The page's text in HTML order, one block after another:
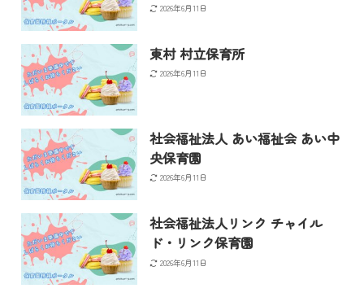
2026年6月11日
東村 村立保育所
2026年6月11日
社会福祉法人 あい福祉会 あい中
央保育園
2026年6月11日
社会福祉法人リンク チャイル
ド・リンク保育園
2026年6月11日